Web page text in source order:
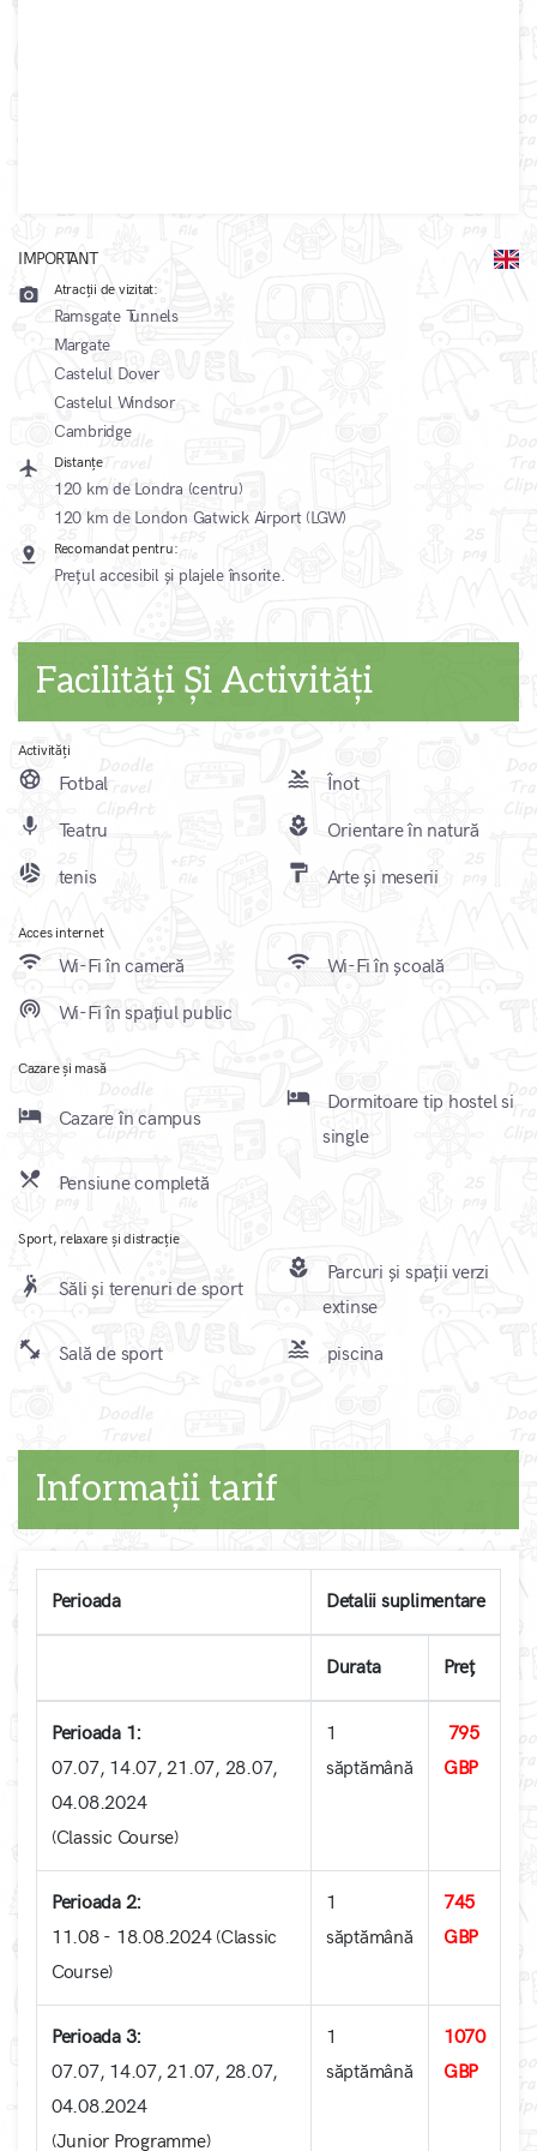
IMPORTANT
camera_alt Atracții de vizitat:
Ramsgate Tunnels
Margate
Castelul Dover
Castelul Windsor
Cambridge
local_airport Distanțe
120 km de Londra (centru)
120 km de London Gatwick Airport (LGW)
pin_drop Recomandat pentru:
Prețul accesibil și plajele însorite.
Facilități Și Activități
Activități
sports_soccer Fotbal pool Înot
mic Teatru local_florist Orientare în natură
sports_volleyball tenis format_paint Arte și meserii
Acces internet
wifi Wi-Fi în cameră wifi Wi-Fi în școală
wifi_tethering Wi-Fi în spațiul public
Cazare și masă
local_hotel Cazare în campus
local_hotel
Dormitoare tip hostel si
single
local_dining Pensiune completă
Sport, relaxare și distracție
sports_handball Săli și terenuri de sport
local_florist
Parcuri și spații verzi
extinse
fitness_center Sală de sport pool piscina
Informații tarif
Perioada Detalii suplimentare
Durata Preț
Perioada 1:
07.07, 14.07, 21.07, 28.07,
04.08.2024
(Classic Course)
1
săptămână
795
GBP
Perioada 2:
11.08 - 18.08.2024 (Classic
Course)
1
săptămână
745
GBP
Perioada 3:
07.07, 14.07, 21.07, 28.07,
04.08.2024
(Junior Programme)
1
săptămână
1070
GBP